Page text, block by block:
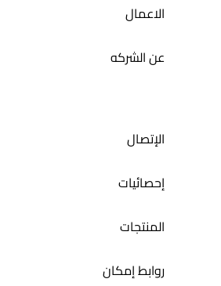
الاعمال
عن الشركه
الإتصال
إحصائيات
المنتجات
روابط إمكان